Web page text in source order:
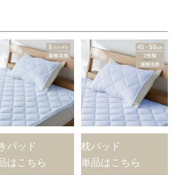
パッド
はこちら
枕パッド
単品はこちら